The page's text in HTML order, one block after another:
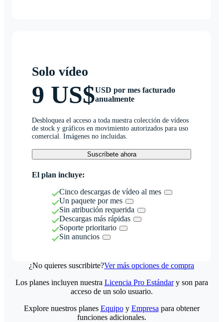
Solo vídeo
9 US$USD por mes facturado
anualmente
Desbloquea el acceso a toda nuestra colección de vídeos
de stock y gráficos en movimiento autorizados para uso
comercial. Imágenes no incluidas.
Suscríbete ahora
El plan incluye:
Cinco descargas de vídeo al mes
Un paquete por mes
Sin atribución requerida
Descargas más rápidas
Soporte prioritario
Sin anuncios
¿No quieres suscribirte?Ver más opciones de compra
Los planes incluyen nuestra Licencia Pro Estándary son para
acceso de un solo usuario.
Explore nuestros planes Equipoy Empresa para obtener
funciones adicionales.